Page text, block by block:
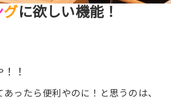
グに欲しい機能！
！
ったら便利やのに！と思うのは、